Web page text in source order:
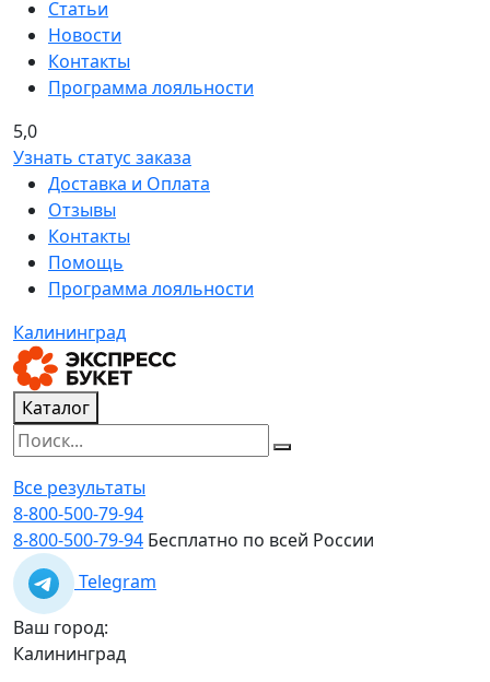
Статьи
Новости
Контакты
Программа лояльности
5,0
Узнать статус заказа
Доставка и Оплата
Отзывы
Контакты
Помощь
Программа лояльности
Калининград
Каталог
Все результаты
8-800-500-79-94
8-800-500-79-94 Бесплатно по всей России
Telegram
Ваш город:
Калининград